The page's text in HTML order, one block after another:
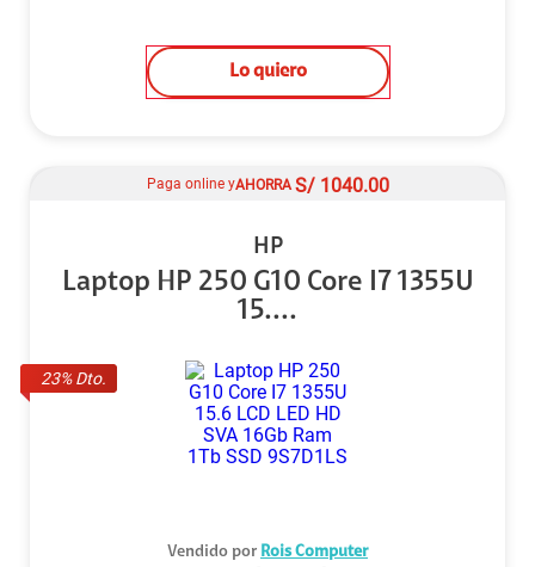
Lo quiero
23% Dto.
Paga online yAHORRA S/ 1040.00
HP
Laptop HP 250 G10 Core I7 1355U
15....
Vendido por Rois Computer